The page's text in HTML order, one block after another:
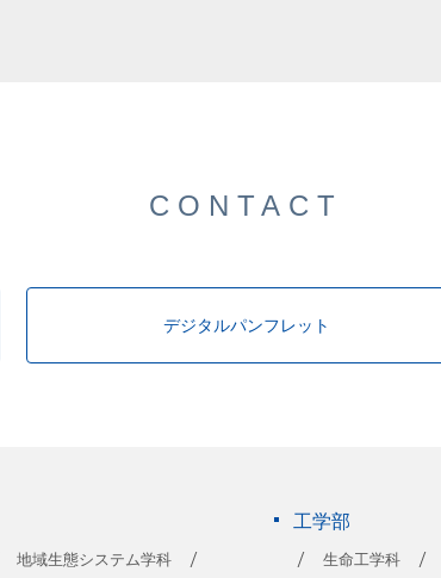
CONTACT
デジタルパンフレット
地域生態システム学科
工学部
生命工学科